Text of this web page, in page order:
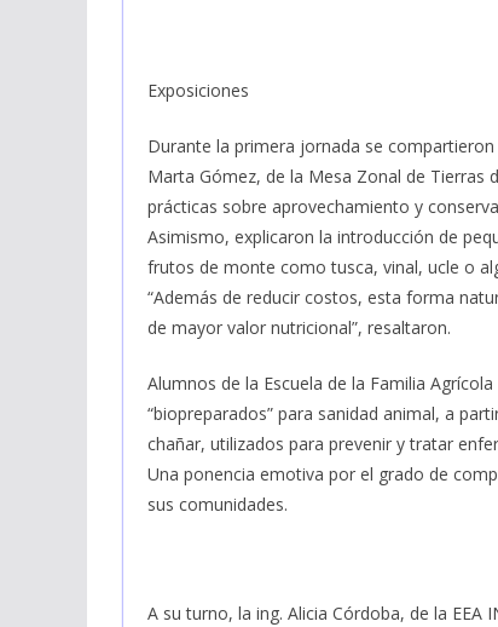
Exposiciones
Durante la primera jornada se
Marta Gómez, de la Mesa Zonal de Tierras
prácticas sobre aprovechamiento y
Asimismo, explicaron la introducción de
frutos de monte como tusca, vinal, ucle o
“Además de reducir costos, esta forma
de mayor valor nutricional”, resaltaron.
Alumnos de la Escuela de la Familia
“biopreparados” para sanidad animal, a
chañar, utilizados para prevenir y tratar
Una ponencia emotiva por el grado de
sus comunidades.
A su turno, la ing. Alicia Córdoba, de la EEA